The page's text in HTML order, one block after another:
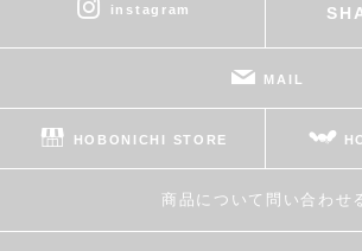
instagram
MAIL
HOBONICHI STORE
商品について問い合わせ